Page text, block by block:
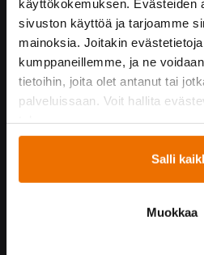
käyttökokemuksen. Evästeiden
sivuston käyttöä ja tarjoamme
mainoksia. Joitakin
kumppaneillemme, ja ne
tietoihin, joita olet antanut tai
palveluissaan. Voit hallita
Salli
Muokkaa
Turvallisuus
Töihin
Hukka
Hukka-